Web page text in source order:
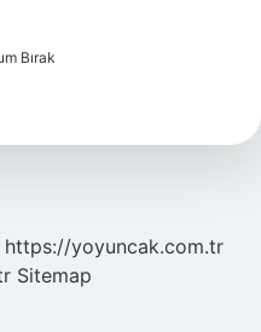
Bırak
https://yoyuncak.com.tr
Sitemap